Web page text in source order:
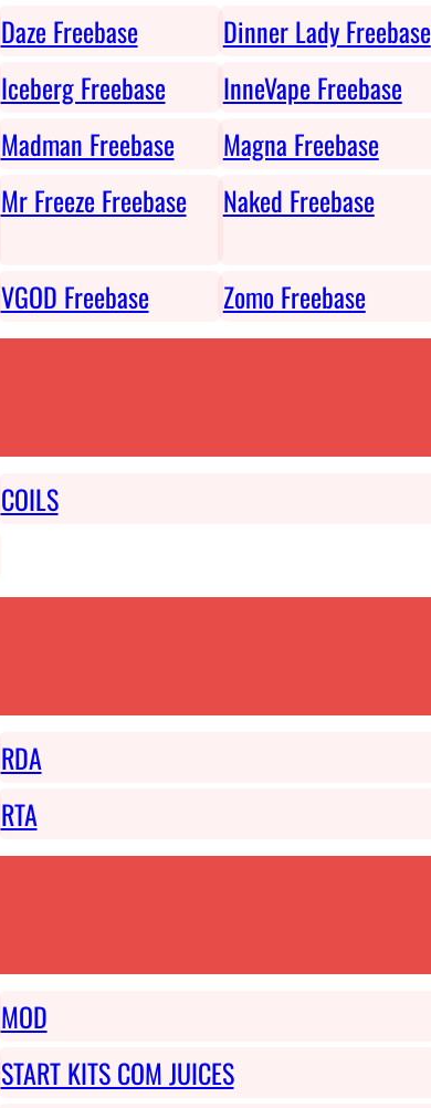
Daze Freebase
Dinner Lady Freebase
Iceberg Freebase
InneVape Freebase
Madman Freebase
Magna Freebase
Mr Freeze Freebase Naked Freebase
VGOD Freebase Zomo Freebase
COILS
RDA
RTA
MOD
START KITS COM JUICES